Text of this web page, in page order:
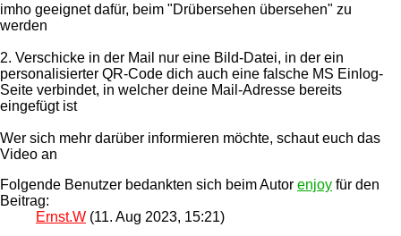
imho geeignet dafür, beim "Drübersehen übersehen" zu
werden
2. Verschicke in der Mail nur eine Bild-Datei, in der ein
personalisierter QR-Code dich auch eine falsche MS Einlog-
Seite verbindet, in welcher deine Mail-Adresse bereits
eingefügt ist
Wer sich mehr darüber informieren möchte, schaut euch das
Video an
Folgende Benutzer bedankten sich beim Autor enjoy für den
Beitrag:
Ernst.W (11. Aug 2023, 15:21)